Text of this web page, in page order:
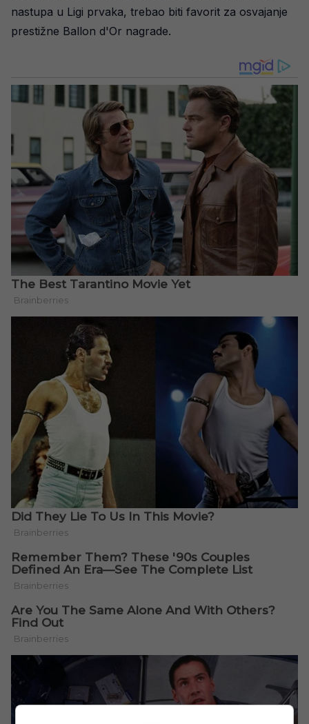
nastupa u Ligi prvaka, trebao biti favorit za osvajanje
prestižne Ballon d'Or nagrade.